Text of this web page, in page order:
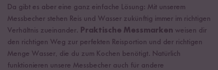
Da gibt es aber eine ganz einfache Lösung: Mit unserem
Messbecher stehen Reis und Wasser zukünftig immer im richtigen
Verhältnis zueinander. Praktische Messmarken weisen dir
den richtigen Weg zur perfekten Reisportion und der richtigen
Menge Wasser, die du zum Kochen benötigt. Natürlich
funktionieren unsere Messbecher auch für andere